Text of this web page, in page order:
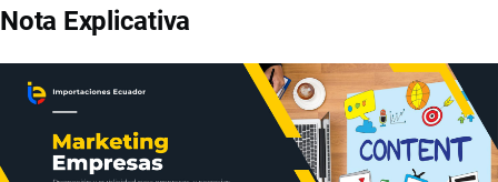
Nota Explicativa